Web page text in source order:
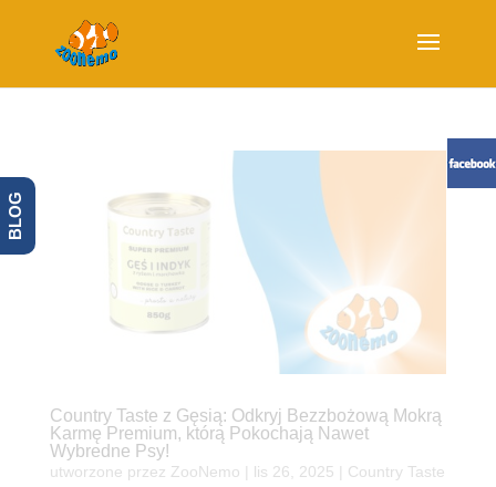
Country Taste z Gęsią: Odkryj Bezzbożową Mokrą
Karmę Premium, którą Pokochają Nawet
Wybredne Psy!
utworzone przez ZooNemo lis 26, 2025 Country Taste
BLOG